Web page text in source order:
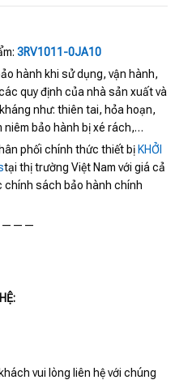
3RV1011-0JA10
hành khi sử dụng, vận hành,
quy định của nhà sản xuất và
như: thiên tai, hỏa hoạn,
niêm bảo hành bị xé rách,…
phối chính thức thiết bị KHỞI
tại thị trường Việt Nam với giá cả
chính sách bảo hành chính
vui lòng liên hệ với chúng